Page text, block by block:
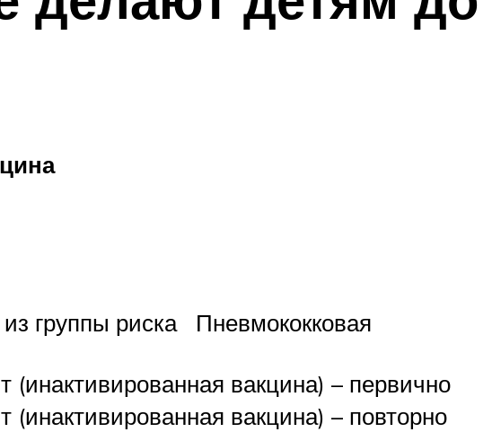
группы риска Пневмококковая
вакцина) – первично
вакцина) – повторно